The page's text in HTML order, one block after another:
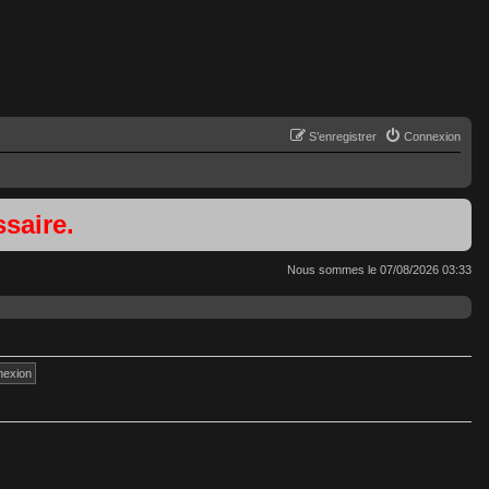
Connexion
S’enregistrer
Nous sommes le 07/08/2026 03:33